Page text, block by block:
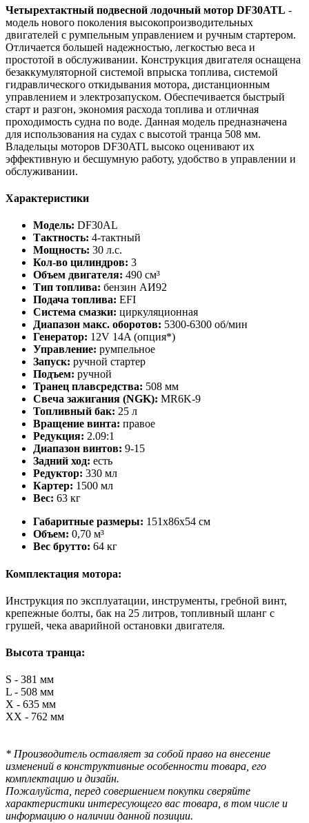
Четырехтактный подвесной лодочный мотор DF30ATL -
модель нового поколения высокопроизводительных
двигателей с румпельным управлением и ручным стартером.
Отличается большей надежностью, легкостью веса и
простотой в обслуживании. Конструкция двигателя оснащена
безаккумуляторной системой впрыска топлива, системой
гидравлического откидывания мотора, дистанционным
управлением и электрозапуском. Обеспечивается быстрый
старт и разгон, экономия расхода топлива и отличная
проходимость судна по воде. Данная модель предназначена
для использования на судах с высотой транца 508 мм.
Владельцы моторов DF30ATL высоко оценивают их
эффективную и бесшумную работу, удобство в управлении и
обслуживании.
Характеристики
Модель: DF30AL
Тактность: 4-тактный
Мощность: 30 л.с.
Кол-во цилиндров: 3
Объем двигателя: 490 см³
Тип топлива: бензин АИ92
Подача топлива: EFI
Система смазки: циркуляционная
Диапазон макс. оборотов: 5300-6300 об/мин
Генератор: 12V 14A (опция*)
Управление: румпельное
Запуск: ручной стартер
Подъем: ручной
Транец плавсредства: 508 мм
Свеча зажигания (NGK): MR6K-9
Топливный бак: 25 л
Вращение винта: правое
Редукция: 2.09:1
Диапазон винтов: 9-15
Задний ход: есть
Редуктор: 330 мл
Картер: 1500 мл
Вес: 63 кг
Габаритные размеры: 151х86х54 см
Объем: 0,70 м³
Вес брутто: 64 кг
Комплектация мотора:
Инструкция по эксплуатации, инструменты, гребной винт,
крепежные болты, бак на 25 литров, топливный шланг с
грушей, чека аварийной остановки двигателя.
Высота транца:
S - 381 мм
L - 508 мм
X - 635 мм
XX - 762 мм
* Производитель оставляет за собой право на внесение
изменений в конструктивные особенности товара, его
комплектацию и дизайн.
Пожалуйста, перед совершением покупки сверяйте
характеристики интересующего вас товара, в том числе и
информацию о наличии данной позиции.